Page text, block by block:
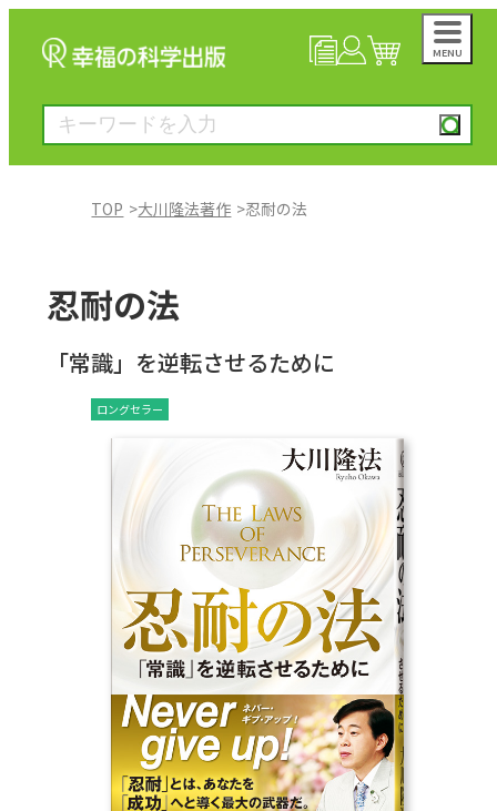
MENU
絵本
雑誌
DVD・ブルーレイ
雑貨
外国語
TOP 大川隆法著作 忍耐の法
忍耐の法
「常識」を逆転させるために
ロングセラー